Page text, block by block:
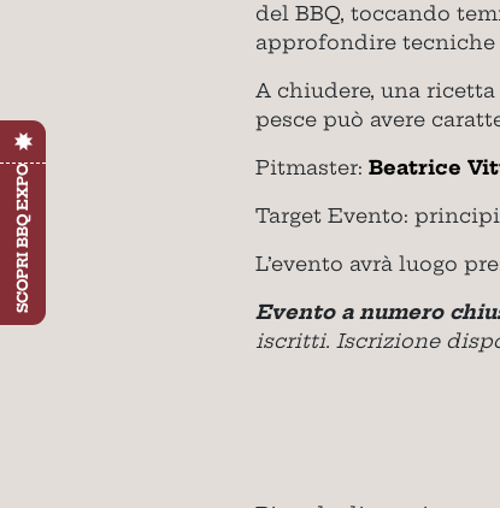
SCOPRI BBQ EXPO
del BBQ, toccando
approfondire tecniche
A chiudere, una
pesce può avere
Pitmaster: Beatrice
Target Evento:
L’evento avrà luogo
Evento a numero
iscritti. Iscrizione